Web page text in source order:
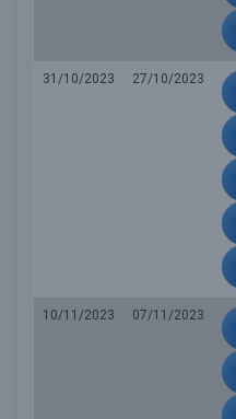
31/10/2023
27/10/2023
10/11/2023
07/11/2023